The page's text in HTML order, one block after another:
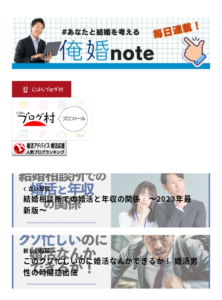
n
e
c
e
古い投稿
結婚相談所での婚活と年収の関係 〜2023年最
新版〜
新しい投稿
このクソ忙しいのに婚活なんかできるか！ 婚活男
性の時間捻出法